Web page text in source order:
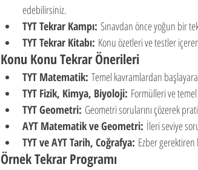
edebilirsiniz.
TYT Tekrar Kampı: Sınavdan önce yoğun bir
TYT Tekrar Kitabı: Konu özetleri ve testler
Konu Konu Tekrar Önerileri
TYT Matematik: Temel kavramlardan
TYT Fizik, Kimya, Biyoloji: Formülleri ve
TYT Geometri: Geometri sorularını çözerek
AYT Matematik ve Geometri: İleri seviye
TYT ve AYT Tarih, Coğrafya: Ezber gerektiren
Örnek Tekrar Programı